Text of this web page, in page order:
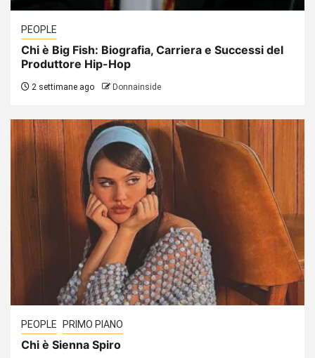
PEOPLE
Chi è Big Fish: Biografia, Carriera e Successi del
Produttore Hip-Hop
2 settimane ago Donnainside
PEOPLE PRIMO PIANO
Chi è Sienna Spiro